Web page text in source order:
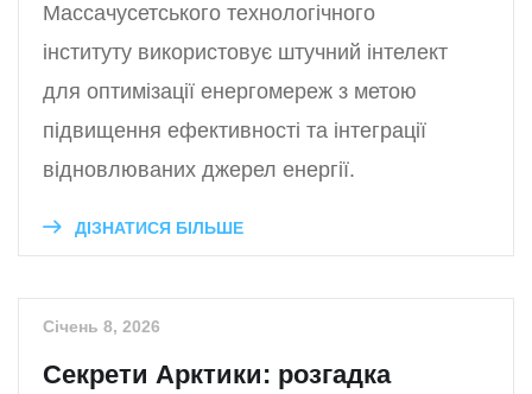
Массачусетського технологічного
інституту використовує штучний інтелект
для оптимізації енергомереж з метою
підвищення ефективності та інтеграції
відновлюваних джерел енергії.
ДІЗНАТИСЯ БІЛЬШЕ
Січень 8, 2026
Секрети Арктики: розгадка